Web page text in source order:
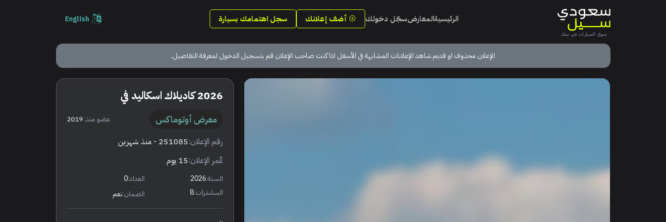
الرئيسيةالمعارضسجّل دخولك أضف إعلانك سجل اهتمامك بسيارة English
الإعلان محذوف او قديم.شاهد الإعلانات المشابهة في الأسفل اذا كنت صاحب الإعلان قم بتسجيل الدخول لمعرفة التفاصيل.
2026 كاديلاك اسكاليد في
معرض أوتوماكس عضو منذ:2019
رقم الإعلان:251085 - منذ شهرين
عٌمر الإعلان:15 يوم
السنة:2026 العداد:0
السلندرات:8 الضمان:نعم